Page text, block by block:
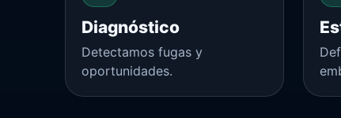
Diagnóstico
Detectamos fugas y
oportunidades.